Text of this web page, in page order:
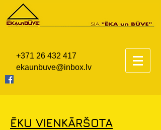
+371 26 432 417
ekaunbuve@inbox.lv
ĒKU VIENKĀRŠOTA